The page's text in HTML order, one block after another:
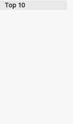
Top 10